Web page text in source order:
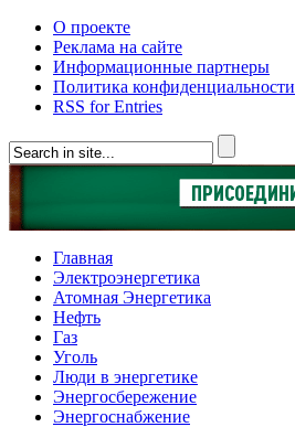
О проекте
Реклама на сайте
Информационные партнеры
Политика конфиденциальности
RSS for Entries
Главная
Электроэнергетика
Атомная Энергетика
Нефть
Газ
Уголь
Люди в энергетике
Энергосбережение
Энергоснабжение